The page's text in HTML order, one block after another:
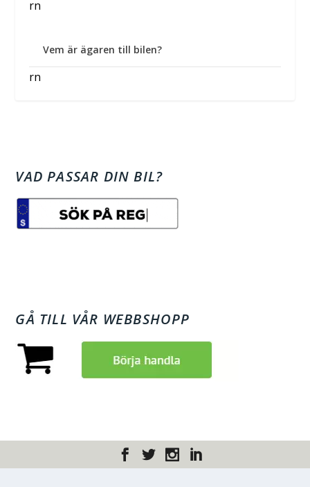
rn
Vem är ägaren till bilen?
rn
VAD PASSAR DIN BIL?
GÅ TILL VÅR WEBBSHOPP